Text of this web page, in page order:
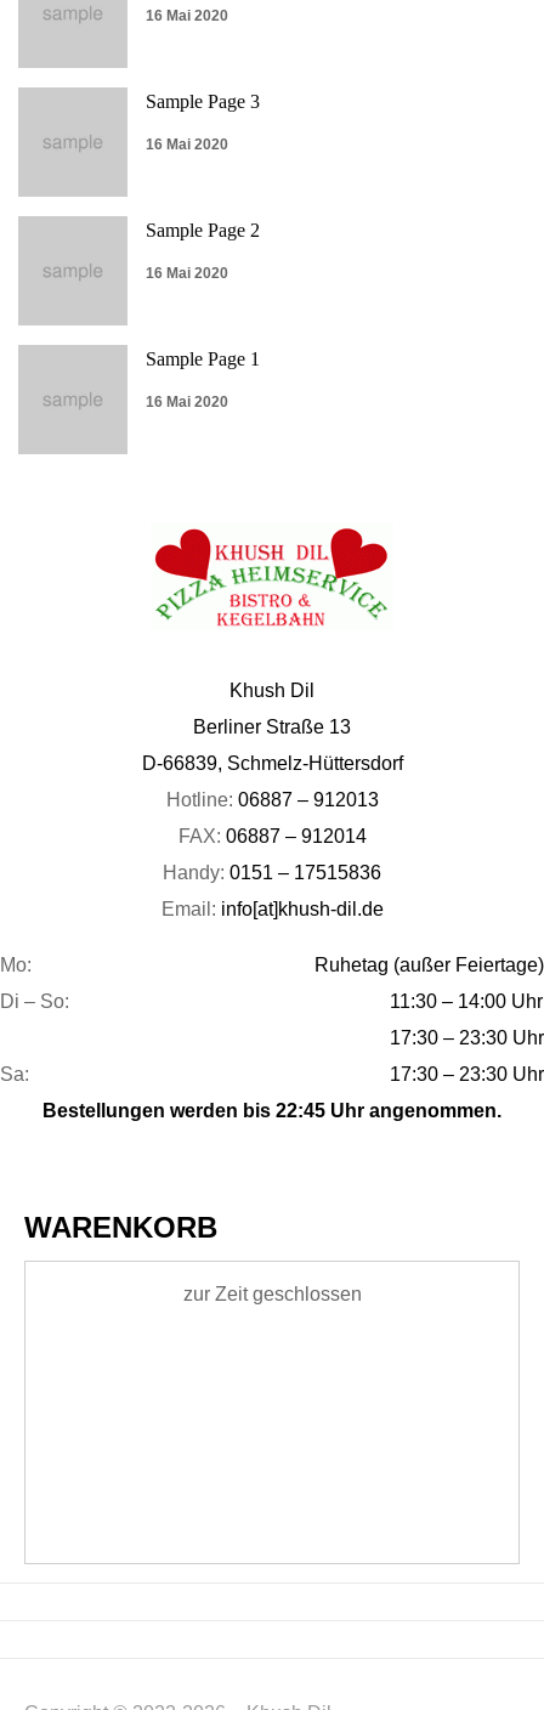
16 Mai 2020
Sample Page 3
16 Mai 2020
Sample Page 2
16 Mai 2020
Sample Page 1
16 Mai 2020
Khush Dil
Berliner Straße 13
D-66839, Schmelz-Hüttersdorf
Hotline: 06887 – 912013
FAX: 06887 – 912014
Handy: 0151 – 17515836
Email: info[at]khush-dil.de
Mo:
Ruhetag (außer Feiertage)
Di – So:
11:30 – 14:00 Uhr
17:30 – 23:30 Uhr
Sa:
17:30 – 23:30 Uhr
Bestellungen werden bis 22:45 Uhr angenommen.
WARENKORB
zur Zeit geschlossen